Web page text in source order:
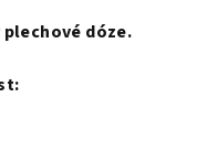
plechové dóze.